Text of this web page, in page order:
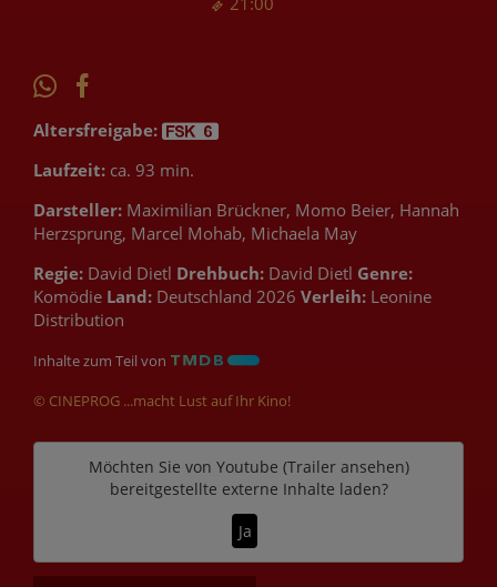
Altersfreigabe:
Laufzeit: ca. 93 min.
Darsteller: Maximilian Brückner, Momo Beier, Hannah
Herzsprung, Marcel Mohab, Michaela May
Regie: David Dietl Drehbuch: David Dietl Genre:
Komödie Land: Deutschland 2026 Verleih: Leonine
Distribution
Inhalte zum Teil von
© CINEPROG ...macht Lust auf Ihr Kino!
Möchten Sie von Youtube (Trailer ansehen)
bereitgestellte externe Inhalte laden?
Ja